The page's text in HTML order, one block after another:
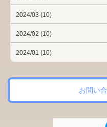
2024/03 (10)
2024/02 (10)
2024/01 (10)
お問い